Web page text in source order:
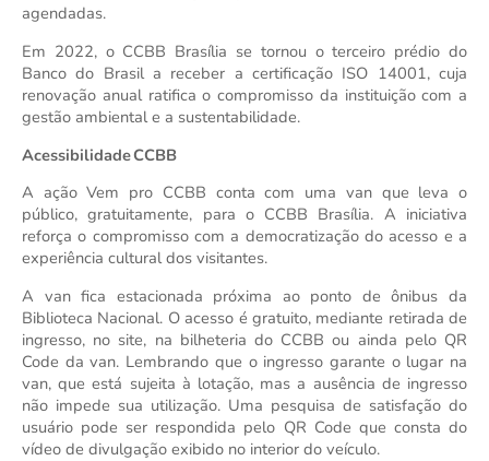
agendadas.
Em 2022, o CCBB Brasília se tornou o terceiro prédio do
Banco do Brasil a receber a certificação ISO 14001, cuja
renovação anual ratifica o compromisso da instituição com a
gestão ambiental e a sustentabilidade.
Acessibilidade CCBB
A ação Vem pro CCBB conta com uma van que leva o
público, gratuitamente, para o CCBB Brasília. A iniciativa
reforça o compromisso com a democratização do acesso e a
experiência cultural dos visitantes.
A van fica estacionada próxima ao ponto de ônibus da
Biblioteca Nacional. O acesso é gratuito, mediante retirada de
ingresso, no site, na bilheteria do CCBB ou ainda pelo QR
Code da van. Lembrando que o ingresso garante o lugar na
van, que está sujeita à lotação, mas a ausência de ingresso
não impede sua utilização. Uma pesquisa de satisfação do
usuário pode ser respondida pelo QR Code que consta do
vídeo de divulgação exibido no interior do veículo.